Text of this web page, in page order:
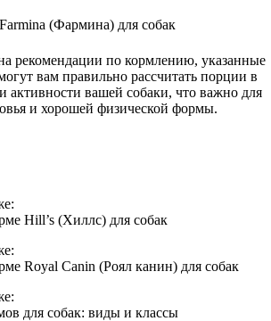
(Фармина) для собак
рекомендации по кормлению, указанные
вам правильно рассчитать порции в
активности вашей собаки, что важно для
и хорошей физической формы.
Hill’s (Хиллс) для собак
Royal Canin (Роял канин) для собак
для собак: виды и классы